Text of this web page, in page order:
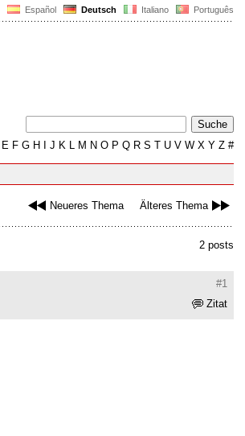
Español Deutsch Italiano Português
E F G H J K L M N O P Q R S T U V W X Y Z #
Neueres Thema Älteres Thema
2 posts
#1
Zitat